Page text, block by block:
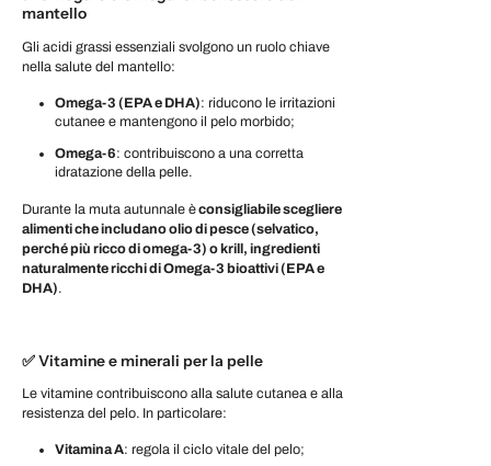
mantello
Gli acidi grassi essenziali svolgono un ruolo chiave
nella salute del mantello:
Omega-3 (EPA e DHA): riducono le irritazioni
cutanee e mantengono il pelo morbido;
Omega-6: contribuiscono a una corretta
idratazione della pelle.
Durante la muta autunnale èconsigliabile scegliere
alimenti che includano olio di pesce (selvatico,
perché più ricco di omega-3) o krill, ingredienti
naturalmente ricchi di Omega-3 bioattivi (EPA e
DHA).
✅Vitamine e minerali per la pelle
Le vitamine contribuiscono alla salute cutanea e alla
resistenza del pelo. In particolare:
Vitamina A: regola il ciclo vitale del pelo;